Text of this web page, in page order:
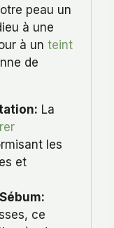
peau un
à une
à un teint
de
La
les
et
ce